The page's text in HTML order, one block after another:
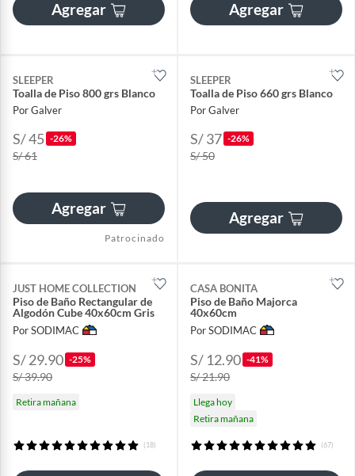
Agregar Agregar
SLEEPER
Toalla de Piso 800 grs Blanco
Por Galver
S/ 45 -26%
S/ 61
Agregar
Patrocinado
SLEEPER
Toalla de Piso 660 grs Blanco
Por Galver
S/ 37 -26%
S/ 50
Agregar
JUST HOME COLLECTION
Piso de Baño Rectangular de
Algodón Cube 40x60cm Gris
Por SODIMAC
S/ 29.90 -25%
S/ 39.90
Retira mañana
(18)
CASA BONITA
Piso de Baño Majorca
40x60cm
Por SODIMAC
S/ 12.90 -41%
S/ 21.90
Llega hoy
Retira mañana
(67)